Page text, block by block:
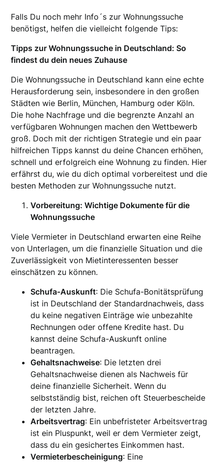
Falls Du noch mehr Info´s zur Wohnungssuche
benötigst, helfen die vielleicht folgende Tips:
Tipps zur Wohnungssuche in Deutschland: So
findest du dein neues Zuhause
Die Wohnungssuche in Deutschland kann eine echte
Herausforderung sein, insbesondere in den großen
Städten wie Berlin, München, Hamburg oder Köln.
Die hohe Nachfrage und die begrenzte Anzahl an
verfügbaren Wohnungen machen den Wettbewerb
groß. Doch mit der richtigen Strategie und ein paar
hilfreichen Tipps kannst du deine Chancen erhöhen,
schnell und erfolgreich eine Wohnung zu finden. Hier
erfährst du, wie du dich optimal vorbereitest und die
besten Methoden zur Wohnungssuche nutzt.
Vorbereitung: Wichtige Dokumente für die
Wohnungssuche
Viele Vermieter in Deutschland erwarten eine Reihe
von Unterlagen, um die finanzielle Situation und die
Zuverlässigkeit von Mietinteressenten besser
einschätzen zu können.
Schufa-Auskunft: Die Schufa-Bonitätsprüfung
ist in Deutschland der Standardnachweis, dass
du keine negativen Einträge wie unbezahlte
Rechnungen oder offene Kredite hast. Du
kannst deine Schufa-Auskunft online
beantragen.
Gehaltsnachweise: Die letzten drei
Gehaltsnachweise dienen als Nachweis für
deine finanzielle Sicherheit. Wenn du
selbstständig bist, reichen oft Steuerbescheide
der letzten Jahre.
Arbeitsvertrag: Ein unbefristeter Arbeitsvertrag
ist ein Pluspunkt, weil er dem Vermieter zeigt,
dass du ein gesichertes Einkommen hast.
Vermieterbescheinigung: Eine